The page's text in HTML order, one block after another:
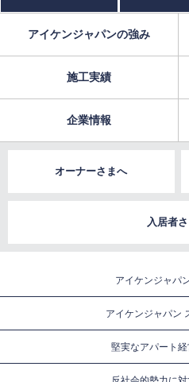
アイケンジャパンの強み
施工実績
企業情報
オーナーさまへ
入居者
アイケンジャパ
アイケンジャパン
堅実なアパート